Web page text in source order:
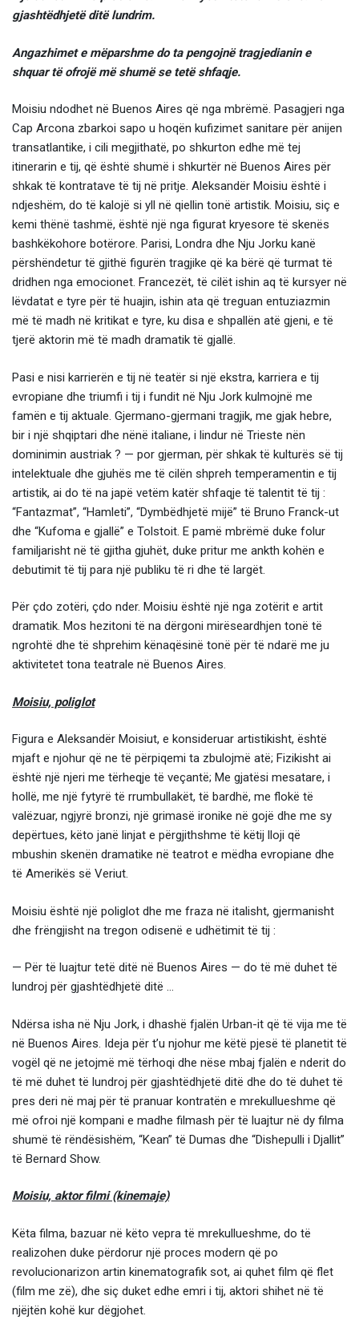
gjashtëdhjetë ditë lundrim.
Angazhimet e mëparshme do ta pengojnë tragjedianin e
shquar të ofrojë më shumë se tetë shfaqje.
Moisiu ndodhet në Buenos Aires që nga mbrëmë. Pasagjeri nga
Cap Arcona zbarkoi sapo u hoqën kufizimet sanitare për anijen
transatlantike, i cili megjithatë, po shkurton edhe më tej
itinerarin e tij, që është shumë i shkurtër në Buenos Aires për
shkak të kontratave të tij në pritje. Aleksandër Moisiu është i
ndjeshëm, do të kalojë si yll në qiellin tonë artistik. Moisiu, siç e
kemi thënë tashmë, është një nga figurat kryesore të skenës
bashkëkohore botërore. Parisi, Londra dhe Nju Jorku kanë
përshëndetur të gjithë figurën tragjike që ka bërë që turmat të
dridhen nga emocionet. Francezët, të cilët ishin aq të kursyer në
lëvdatat e tyre për të huajin, ishin ata që treguan entuziazmin
më të madh në kritikat e tyre, ku disa e shpallën atë gjeni, e të
tjerë aktorin më të madh dramatik të gjallë.
Pasi e nisi karrierën e tij në teatër si një ekstra, karriera e tij
evropiane dhe triumfi i tij i fundit në Nju Jork kulmojnë me
famën e tij aktuale. Gjermano-gjermani tragjik, me gjak hebre,
bir i një shqiptari dhe nënë italiane, i lindur në Trieste nën
dominimin austriak ? — por gjerman, për shkak të kulturës së tij
intelektuale dhe gjuhës me të cilën shpreh temperamentin e tij
artistik, ai do të na japë vetëm katër shfaqje të talentit të tij :
“Fantazmat”, “Hamleti”, “Dymbëdhjetë mijë” të Bruno Franck-ut
dhe “Kufoma e gjallë” e Tolstoit. E pamë mbrëmë duke folur
familjarisht në të gjitha gjuhët, duke pritur me ankth kohën e
debutimit të tij para një publiku të ri dhe të largët.
Për çdo zotëri, çdo nder. Moisiu është një nga zotërit e artit
dramatik. Mos hezitoni të na dërgoni mirëseardhjen tonë të
ngrohtë dhe të shprehim kënaqësinë tonë për të ndarë me ju
aktivitetet tona teatrale në Buenos Aires.
Moisiu, poliglot
Figura e Aleksandër Moisiut, e konsideruar artistikisht, është
mjaft e njohur që ne të përpiqemi ta zbulojmë atë; Fizikisht ai
është një njeri me tërheqje të veçantë; Me gjatësi mesatare, i
hollë, me një fytyrë të rrumbullakët, të bardhë, me flokë të
valëzuar, ngjyrë bronzi, një grimasë ironike në gojë dhe me sy
depërtues, këto janë linjat e përgjithshme të këtij lloji që
mbushin skenën dramatike në teatrot e mëdha evropiane dhe
të Amerikës së Veriut.
Moisiu është një poliglot dhe me fraza në italisht, gjermanisht
dhe frëngjisht na tregon odisenë e udhëtimit të tij :
— Për të luajtur tetë ditë në Buenos Aires — do të më duhet të
lundroj për gjashtëdhjetë ditë …
Ndërsa isha në Nju Jork, i dhashë fjalën Urban-it që të vija me të
në Buenos Aires. Ideja për t’u njohur me këtë pjesë të planetit të
vogël që ne jetojmë më tërhoqi dhe nëse mbaj fjalën e nderit do
të më duhet të lundroj për gjashtëdhjetë ditë dhe do të duhet të
pres deri në maj për të pranuar kontratën e mrekullueshme që
më ofroi një kompani e madhe filmash për të luajtur në dy filma
shumë të rëndësishëm, “Kean” të Dumas dhe “Dishepulli i Djallit”
të Bernard Show.
Moisiu, aktor filmi (kinemaje)
Këta filma, bazuar në këto vepra të mrekullueshme, do të
realizohen duke përdorur një proces modern që po
revolucionarizon artin kinematografik sot, ai quhet film që flet
(film me zë), dhe siç duket edhe emri i tij, aktori shihet në të
njëjtën kohë kur dëgjohet.